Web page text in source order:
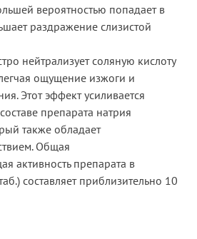
вероятностью попадает в
раздражение слизистой
нейтрализует соляную кислоту
ощущение изжоги и
Этот эффект усиливается
препарата натрия
также обладает
Общая
активность препарата в
составляет приблизительно 10